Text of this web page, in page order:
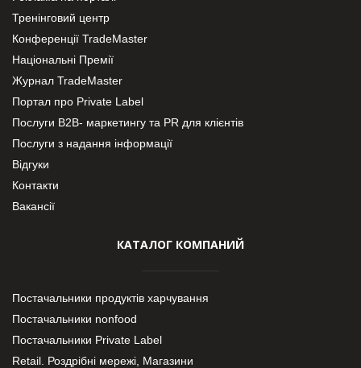
Тренінговий центр
Конференції TradeMaster
Національні Премії
Журнал TradeMaster
Портал про Private Label
Послуги В2В- маркетингу та PR для клієнтів
Послуги з надання інформації
Відгуки
Контакти
Вакансії
КАТАЛОГ КОМПАНИЙ
Постачальники продуктів харчування
Постачальники nonfood
Постачальники Private Label
Retail. Роздрібні мережі, Магазини